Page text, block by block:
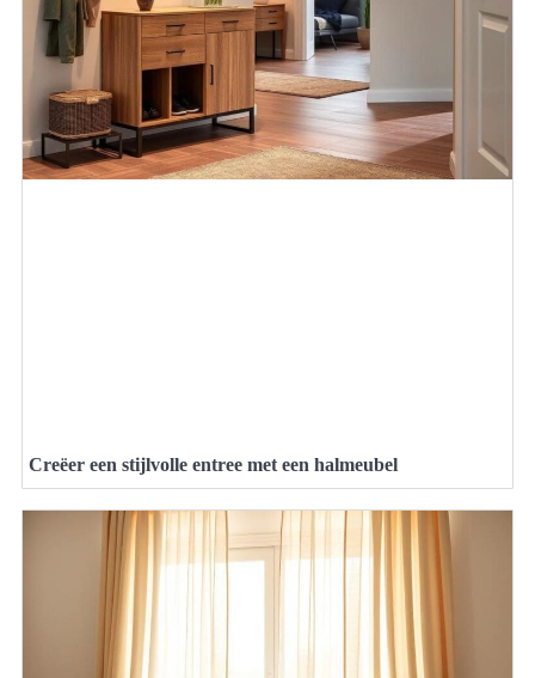
Creëer een stijlvolle entree met een halmeubel